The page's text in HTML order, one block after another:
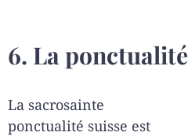
6. La ponctualité
La sacrosainte
ponctualité suisse est